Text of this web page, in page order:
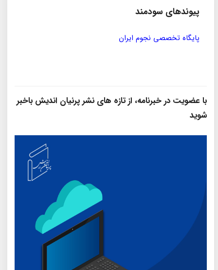
پیوندهای سودمند
پایگاه تخصصی نجوم ایران
با عضویت در خبرنامه، از تازه‌ های نشر پرنیان‌ اندیش باخبر
شوید